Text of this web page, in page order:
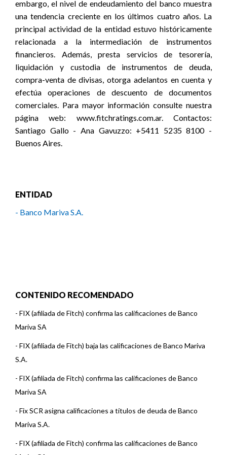
embargo, el nivel de endeudamiento del banco muestra
una tendencia creciente en los últimos cuatro años. La
principal actividad de la entidad estuvo históricamente
relacionada a la intermediación de instrumentos
financieros. Además, presta servicios de tesorería,
liquidación y custodia de instrumentos de deuda,
compra-venta de divisas, otorga adelantos en cuenta y
efectúa operaciones de descuento de documentos
comerciales. Para mayor información consulte nuestra
página web: www.fitchratings.com.ar. Contactos:
Santiago Gallo - Ana Gavuzzo: +5411 5235 8100 -
Buenos Aires.
ENTIDAD
- Banco Mariva S.A.
CONTENIDO RECOMENDADO
- FIX (afiliada de Fitch) confirma las calificaciones de Banco
Mariva SA
- FIX (afiliada de Fitch) baja las calificaciones de Banco Mariva
S.A.
- FIX (afiliada de Fitch) confirma las calificaciones de Banco
Mariva SA
- Fix SCR asigna calificaciones a títulos de deuda de Banco
Mariva S.A.
- FIX (afiliada de Fitch) confirma las calificaciones de Banco